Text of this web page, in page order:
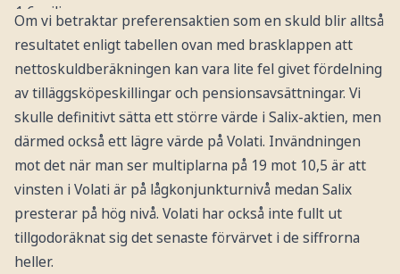
1,6 miljoner
aktier x
inlösenkurs
625 kr.
1003
Summa
nettoskuld
2476
1033
EV (Börsvärde
+nettoskuld)
5811
4638
EV/ebita
19,2 10,5
Om vi betraktar preferensaktien som en skuld blir alltså
resultatet enligt tabellen ovan med brasklappen att
nettoskuldberäkningen kan vara lite fel givet fördelning
av tilläggsköpeskillingar och pensionsavsättningar. Vi
skulle definitivt sätta ett större värde i Salix-aktien, men
därmed också ett lägre värde på Volati. Invändningen
mot det när man ser multiplarna på 19 mot 10,5 är att
vinsten i Volati är på lågkonjunkturnivå medan Salix
presterar på hög nivå. Volati har också inte fullt ut
tillgodoräknat sig det senaste förvärvet i de siffrorna
heller.